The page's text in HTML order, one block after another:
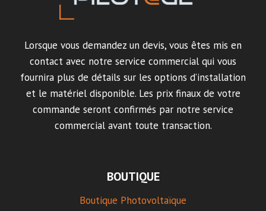
Lorsque vous demandez un devis, vous êtes mis en
contact avec notre service commercial qui vous
fournira plus de détails sur les options d’installation
et le matériel disponible. Les prix finaux de votre
commande seront confirmés par notre service
commercial avant toute transaction.
BOUTIQUE
Boutique Photovoltaïque